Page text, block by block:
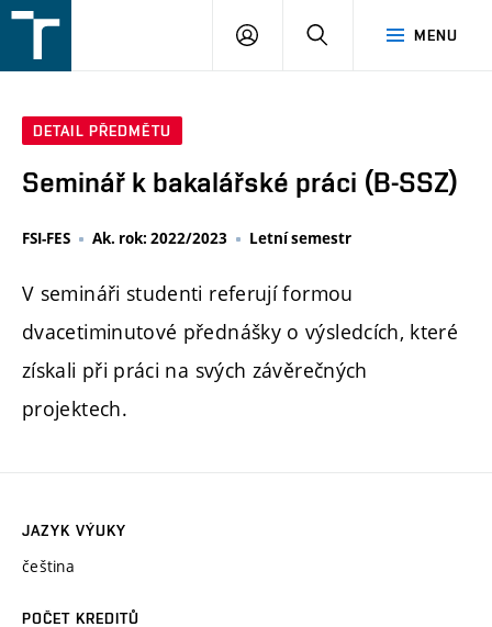
v
MENU
PŘIHLÁŠENÍ
DETAIL PŘEDMĚTU
Seminář k bakalářské práci (B-SSZ)
FSI-FES Ak. rok: 2022/2023 Letní semestr
V semináři studenti referují formou
dvacetiminutové přednášky o výsledcích, které
získali při práci na svých závěrečných
projektech.
JAZYK VÝUKY
čeština
POČET KREDITŮ